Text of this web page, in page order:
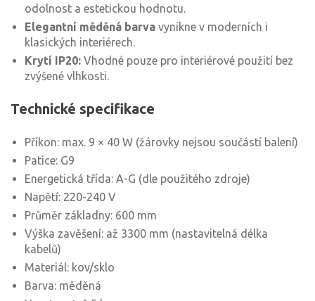
odolnost a estetickou hodnotu.
Elegantní měděná barva vynikne v moderních i
klasických interiérech.
Krytí IP20: Vhodné pouze pro interiérové použití bez
zvýšené vlhkosti.
Technické specifikace
Příkon: max. 9 × 40 W (žárovky nejsou součástí balení)
Patice: G9
Energetická třída: A-G (dle použitého zdroje)
Napětí: 220-240 V
Průměr základny: 600 mm
Výška zavěšení: až 3300 mm (nastavitelná délka
kabelů)
Materiál: kov/sklo
Barva: měděná